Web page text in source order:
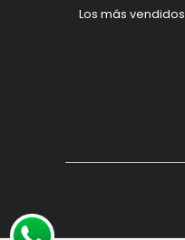
Los más vendidos